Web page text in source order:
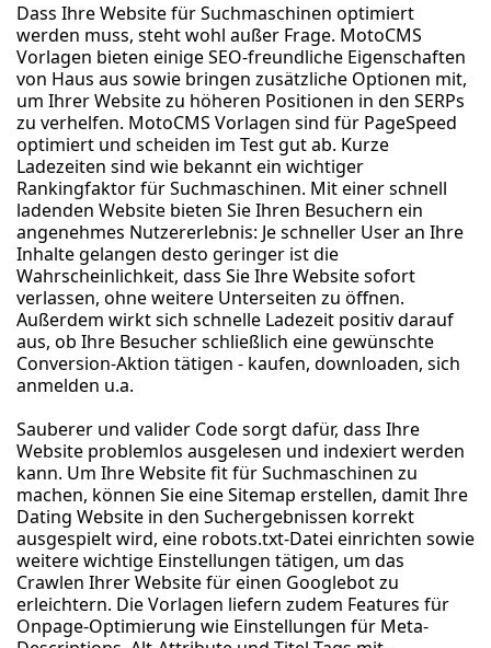
Dass Ihre Website für Suchmaschinen optimiert
werden muss, steht wohl außer Frage. MotoCMS
Vorlagen bieten einige SEO-freundliche Eigenschaften
von Haus aus sowie bringen zusätzliche Optionen mit,
um Ihrer Website zu höheren Positionen in den SERPs
zu verhelfen. MotoCMS Vorlagen sind für PageSpeed
optimiert und scheiden im Test gut ab. Kurze
Ladezeiten sind wie bekannt ein wichtiger
Rankingfaktor für Suchmaschinen. Mit einer schnell
ladenden Website bieten Sie Ihren Besuchern ein
angenehmes Nutzererlebnis: Je schneller User an Ihre
Inhalte gelangen desto geringer ist die
Wahrscheinlichkeit, dass Sie Ihre Website sofort
verlassen, ohne weitere Unterseiten zu öffnen.
Außerdem wirkt sich schnelle Ladezeit positiv darauf
aus, ob Ihre Besucher schließlich eine gewünschte
Conversion-Aktion tätigen - kaufen, downloaden, sich
anmelden u.a.
Sauberer und valider Code sorgt dafür, dass Ihre
Website problemlos ausgelesen und indexiert werden
kann. Um Ihre Website fit für Suchmaschinen zu
machen, können Sie eine Sitemap erstellen, damit Ihre
Dating Website in den Suchergebnissen korrekt
ausgespielt wird, eine robots.txt-Datei einrichten sowie
weitere wichtige Einstellungen tätigen, um das
Crawlen Ihrer Website für einen Googlebot zu
erleichtern. Die Vorlagen liefern zudem Features für
Onpage-Optimierung wie Einstellungen für Meta-